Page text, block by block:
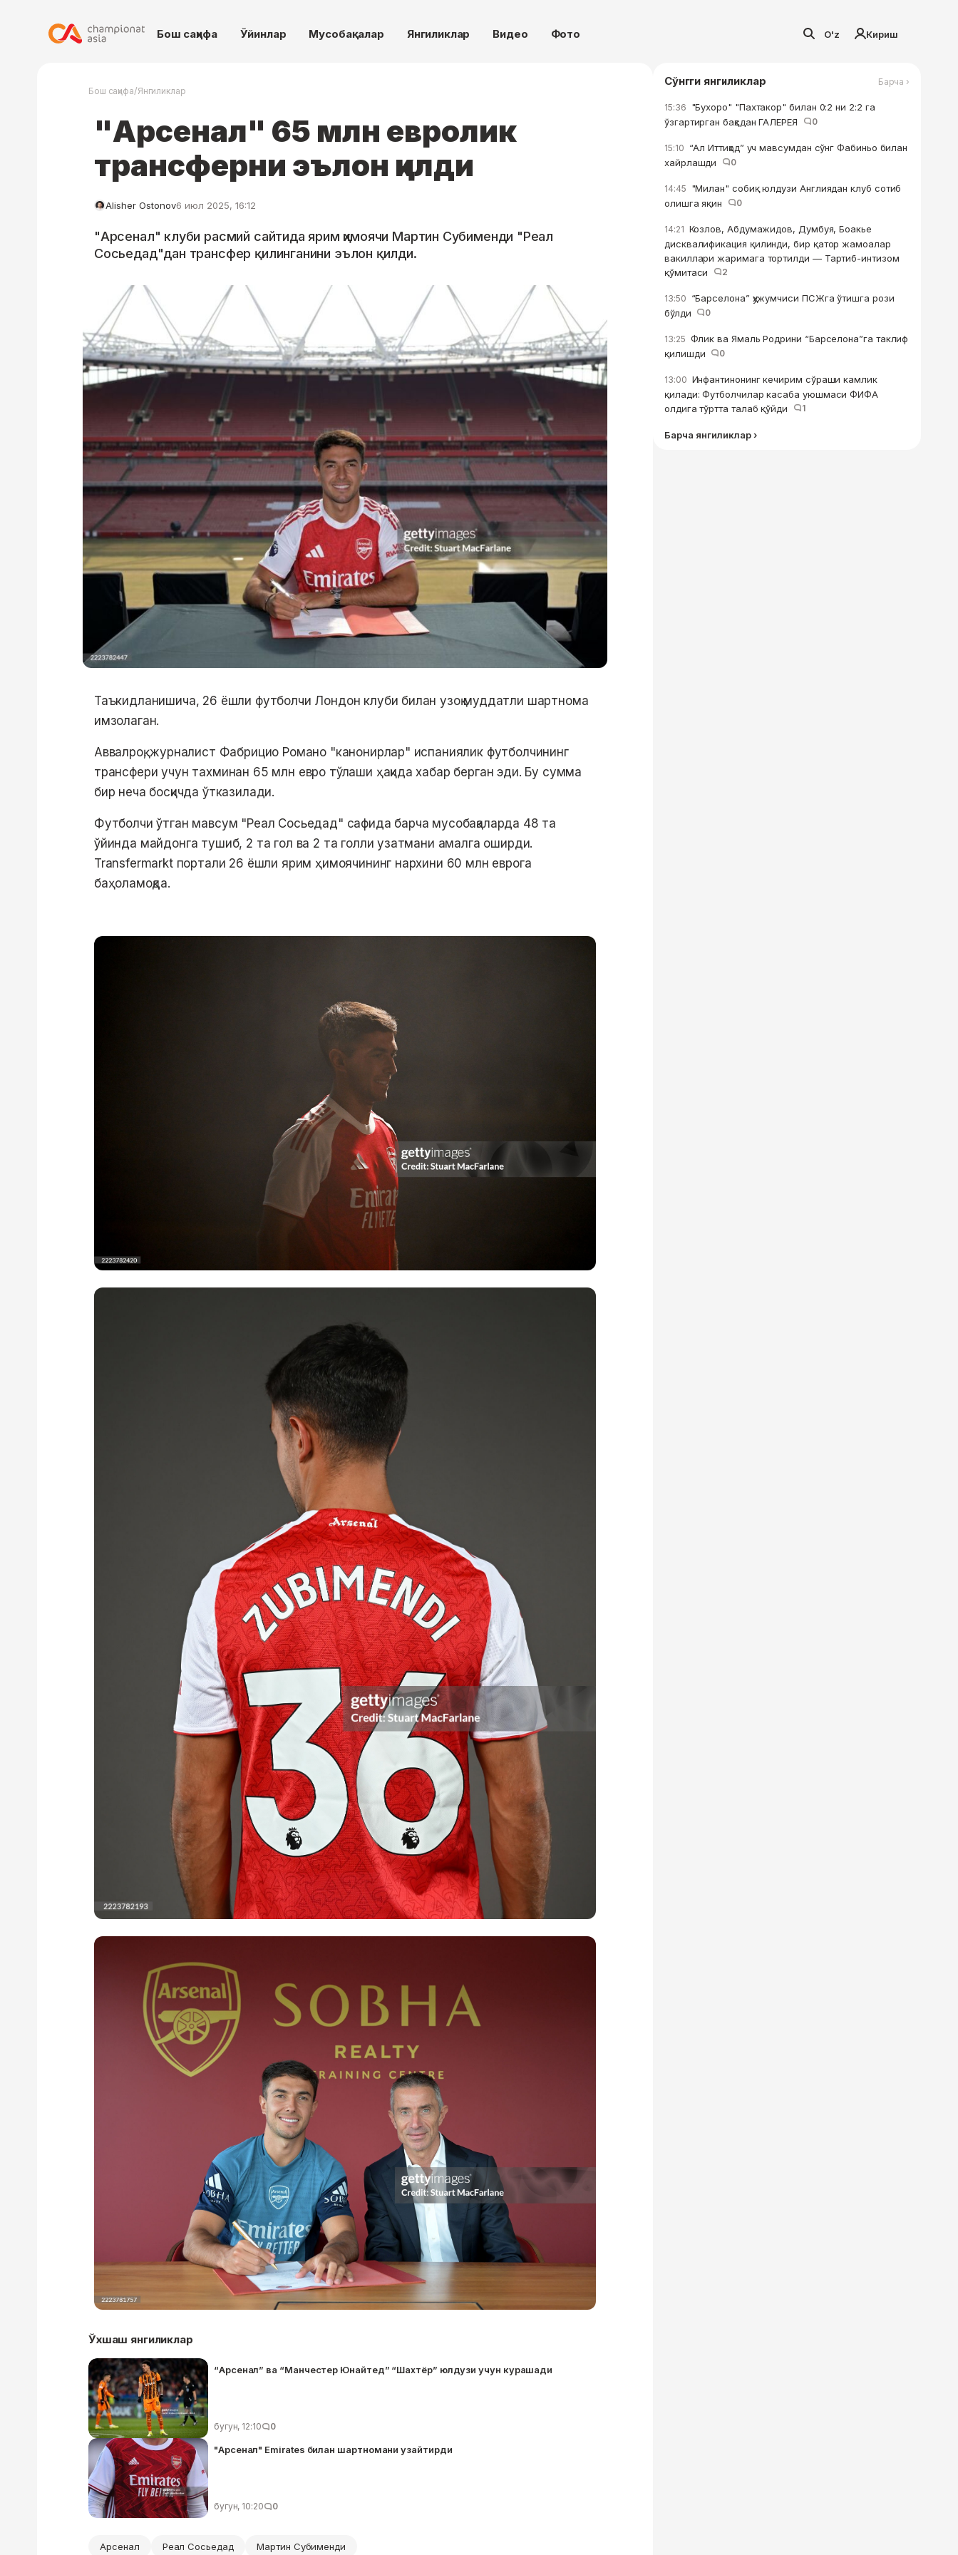
Бош саҳифа Ўйинлар Мусобақалар Янгиликлар Видео Фото O'z Кириш
Бош саҳифа/Янгиликлар
"Арсенал" 65 млн евролик
трансферни эълон қилди
Alisher Ostonov6 июл 2025, 16:12
"Арсенал" клуби расмий сайтида ярим ҳимоячи Мартин Субименди "Реал
Сосьедад"дан трансфер қилинганини эълон қилди.
Таъкидланишича, 26 ёшли футболчи Лондон клуби билан узоқ муддатли шартнома
имзолаган.
Аввалроқ, журналист Фабрицио Романо "канонирлар" испаниялик футболчининг
трансфери учун тахминан 65 млн евро тўлаши ҳақида хабар берган эди. Бу сумма
бир неча босқичда ўтказилади.
Футболчи ўтган мавсум "Реал Сосьедад" сафида барча мусобақаларда 48 та
ўйинда майдонга тушиб, 2 та гол ва 2 та голли узатмани амалга оширди.
Transfermarkt портали 26 ёшли ярим ҳимоячининг нархини 60 млн еврога
баҳоламоқда.
Ўхшаш янгиликлар
“Арсенал” ва “Манчестер Юнайтед” “Шахтёр” юлдузи учун курашади
бугун, 12:10 0
"Арсенал" Emirates билан шартномани узайтирди
бугун, 10:20 0
Арсенал Реал Сосьедад Мартин Субименди
Сўнгги янгиликлар Барча ›
15:36 "Бухоро" "Пахтакор" билан 0:2 ни 2:2 га
ўзгартирган баҳсдан ГАЛЕРЕЯ
0
15:10 “Ал Иттиҳод” уч мавсумдан сўнг Фабиньо билан
хайрлашди
0
14:45 "Милан" собиқ юлдузи Англиядан клуб сотиб
олишга яқин
0
14:21 Козлов, Абдумажидов, Думбуя, Боакье
дисквалификация қилинди, бир қатор жамоалар
вакиллари жаримага тортилди — Тартиб-интизом
қўмитаси
2
13:50 “Барселона” ҳужумчиси ПСЖга ўтишга рози
бўлди
0
13:25 Флик ва Ямаль Родрини “Барселона”га таклиф
қилишди
0
13:00 Инфантинонинг кечирим сўраши камлик
қилади: Футболчилар касаба уюшмаси ФИФА
олдига тўртта талаб қўйди
1
Барча янгиликлар ›